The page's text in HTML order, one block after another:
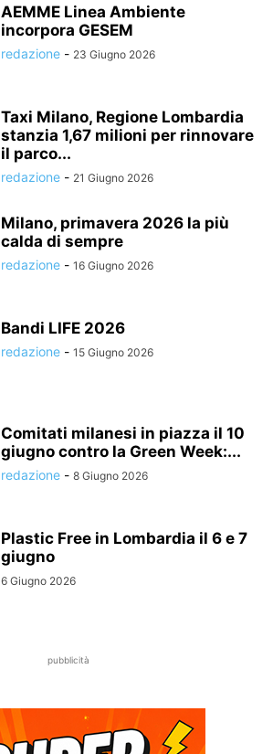
AEMME Linea Ambiente
incorpora GESEM
redazione - 23 Giugno 2026
Taxi Milano, Regione Lombardia
stanzia 1,67 milioni per rinnovare
il parco...
redazione - 21 Giugno 2026
Milano, primavera 2026 la più
calda di sempre
redazione - 16 Giugno 2026
Bandi LIFE 2026
redazione - 15 Giugno 2026
Comitati milanesi in piazza il 10
giugno contro la Green Week:...
redazione - 8 Giugno 2026
Plastic Free in Lombardia il 6 e 7
giugno
6 Giugno 2026
pubblicità